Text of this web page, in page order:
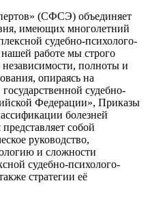
(СФСЭ) объединяет
имеющих многолетний
судебно-психолого-
работе мы строго
полноты и
опираясь на
судебно-
Федерации», Приказы
болезней
собой
руководство,
и сложности
судебно-психолого-
стратегии её